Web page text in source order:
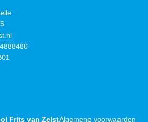
Frits van ZelstAlgemene voorwaarden